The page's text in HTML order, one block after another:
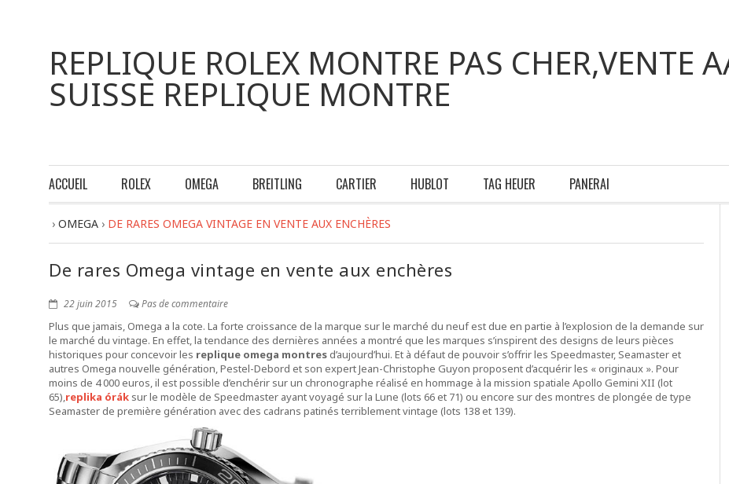
REPLIQUE ROLEX MONTRE PAS CHER,VENTE
SUISSE REPLIQUE MONTRE
ACCUEIL ROLEX OMEGA BREITLING CARTIER HUBLOT TAG HEUER PANERAI
› OMEGA › DE RARES OMEGA VINTAGE EN VENTE AUX ENCHÈRES
De rares Omega vintage en vente aux enchères
22 juin 2015 Pas de commentaire
Plus que jamais, Omega a la cote. La forte croissance de la marque sur le marché du neuf est due en partie à l’explosion de la demande sur
le marché du vintage. En effet, la tendance des dernières années a montré que les marques s’inspirent des designs de leurs pièces
historiques pour concevoir les replique omega montresd’aujourd’hui. Et à défaut de pouvoir s’offrir les Speedmaster, Seamaster et
autres Omega nouvelle génération, Pestel-Debord et son expert Jean-Christophe Guyon proposent d’acquérir les « originaux ». Pour
moins de 4 000 euros, il est possible d’enchérir sur un chronographe réalisé en hommage à la mission spatiale Apollo Gemini XII (lot
65),replika órák sur le modèle de Speedmaster ayant voyagé sur la Lune (lots 66 et 71) ou encore sur des montres de plongée de type
Seamaster de première génération avec des cadrans patinés terriblement vintage (lots 138 et 139).